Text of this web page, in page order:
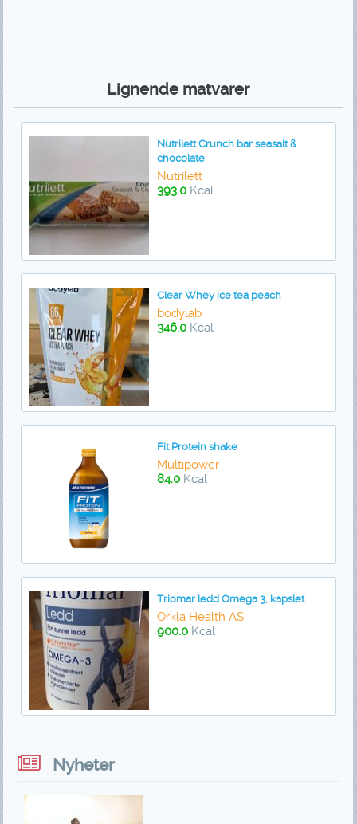
Lignende matvarer
Nutrilett Crunch bar seasalt &
chocolate
Nutrilett
393.0Kcal
Clear Whey ice tea peach
bodylab
346.0Kcal
Fit Protein shake
Multipower
84.0Kcal
Triomar ledd Omega 3, kapslet
Orkla Health AS
900.0Kcal
Nyheter